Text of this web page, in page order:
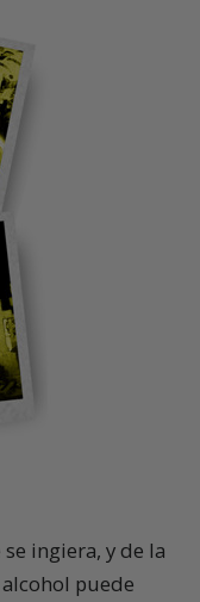
ingiera, y de la
puede